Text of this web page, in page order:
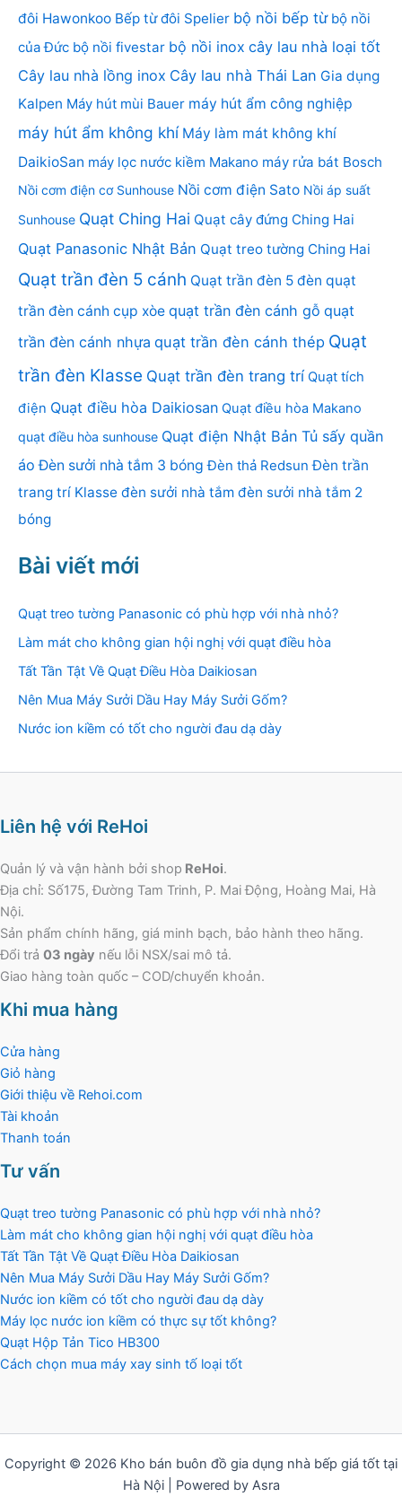
đôi Hawonkoo Bếp từ đôi Spelier bộ nồi bếp từ bộ nồi
của Đức bộ nồi fivestar bộ nồi inox cây lau nhà loại tốt
Cây lau nhà lồng inox Cây lau nhà Thái Lan Gia dụng
Kalpen Máy hút mùi Bauer máy hút ẩm công nghiệp
máy hút ẩm không khí Máy làm mát không khí
DaikioSan máy lọc nước kiềm Makano máy rửa bát Bosch
Nồi cơm điện cơ Sunhouse Nồi cơm điện Sato Nồi áp suất
Sunhouse Quạt Ching Hai Quạt cây đứng Ching Hai
Quạt Panasonic Nhật Bản Quạt treo tường Ching Hai
Quạt trần đèn 5 cánh Quạt trần đèn 5 đèn quạt
trần đèn cánh cụp xòe quạt trần đèn cánh gỗ quạt
trần đèn cánh nhựa quạt trần đèn cánh thép Quạt
trần đèn Klasse Quạt trần đèn trang trí Quạt tích
điện Quạt điều hòa Daikiosan Quạt điều hòa Makano
quạt điều hòa sunhouse Quạt điện Nhật Bản Tủ sấy quần
áo Đèn sưởi nhà tắm 3 bóng Đèn thả Redsun Đèn trần
trang trí Klasse đèn sưởi nhà tắm đèn sưởi nhà tắm 2
bóng
Bài viết mới
Quạt treo tường Panasonic có phù hợp với nhà nhỏ?
Làm mát cho không gian hội nghị với quạt điều hòa
Tất Tần Tật Về Quạt Điều Hòa Daikiosan
Nên Mua Máy Sưởi Dầu Hay Máy Sưởi Gốm?
Nước ion kiềm có tốt cho người đau dạ dày
Liên hệ với ReHoi
Quản lý và vận hành bởi shop ReHoi.
Địa chỉ: Số175, Đường Tam Trinh, P. Mai Động, Hoàng Mai, Hà
Nội.
Sản phẩm chính hãng, giá minh bạch, bảo hành theo hãng.
Đổi trả 03 ngày nếu lỗi NSX/sai mô tả.
Giao hàng toàn quốc – COD/chuyển khoản.
Khi mua hàng
Cửa hàng
Giỏ hàng
Giới thiệu về Rehoi.com
Tài khoản
Thanh toán
Tư vấn
Quạt treo tường Panasonic có phù hợp với nhà nhỏ?
Làm mát cho không gian hội nghị với quạt điều hòa
Tất Tần Tật Về Quạt Điều Hòa Daikiosan
Nên Mua Máy Sưởi Dầu Hay Máy Sưởi Gốm?
Nước ion kiềm có tốt cho người đau dạ dày
Máy lọc nước ion kiềm có thực sự tốt không?
Quạt Hộp Tản Tico HB300
Cách chọn mua máy xay sinh tố loại tốt
Copyright © 2026 Kho bán buôn đồ gia dụng nhà bếp giá tốt tại
Hà Nội | Powered by Asra